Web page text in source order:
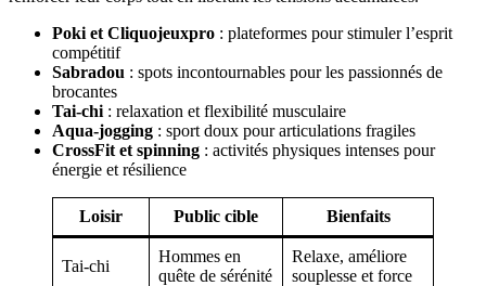
Poki et Cliquojeuxpro : plateformes pour stimuler l’esprit
compétitif
Sabradou : spots incontournables pour les passionnés de
brocantes
Tai-chi : relaxation et flexibilité musculaire
Aqua-jogging : sport doux pour articulations fragiles
CrossFit et spinning : activités physiques intenses pour
énergie et résilience
Loisir Public cible Bienfaits
Tai-chi
Hommes en
quête de sérénité
Relaxe, améliore
souplesse et force